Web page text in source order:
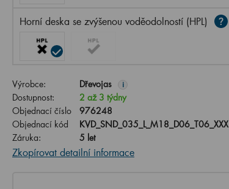
Horní deska se zvýšenou voděodolností (HPL)
Výrobce: Dřevojas i
Dostupnost:
2 až 3 týdny
Objednací číslo
976248
Objednací kód
KVD_SND_035_L_M18_D06_T06_XXX
Záruka:
5 let
Zkopírovat detailní informace